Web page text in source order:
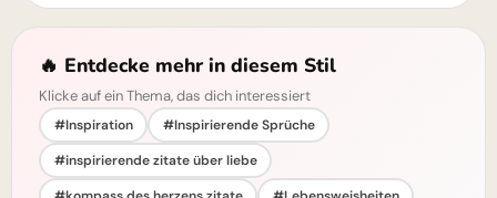
🔥 Entdecke mehr in diesem Stil
Klicke auf ein Thema, das dich interessiert
#Inspiration
#Inspirierende Sprüche
#inspirierende zitate über liebe